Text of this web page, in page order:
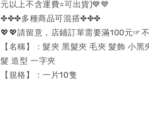
元以上不含運費=可出貨)💙💙
✤✤✤多種商品可混搭✤✤✤
💖💖請留意，店鋪訂單需要滿100元☞
【名稱】：髮夾 黑髮夾 毛夾 髮飾 小
髮 造型 一字夾
【規格】：一片10隻